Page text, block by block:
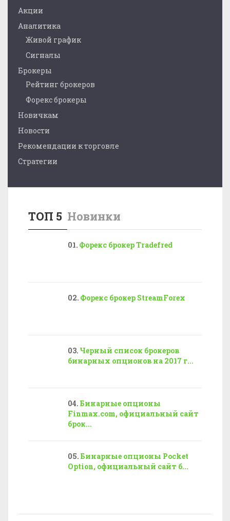
Акции
Аналитика
Живой график
Сигналы
Брокеры
Рейтинг брокеров
Форекс брокеры
Новичкам
Новости
Рекомендации к торговле
Стратегии
ТОП 5 Новинки
Форекс брокер Tradefred
Форекс брокер StreamForex
Черный список брокеров
бинарных опционов на 2017 г...
Бинарные опционы
Finmax.com, официальный сайт
брок...
Бинарные опционы Pocket
Option, официальный сайт б...